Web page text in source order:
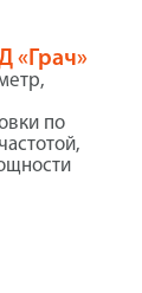
«Грач»
по